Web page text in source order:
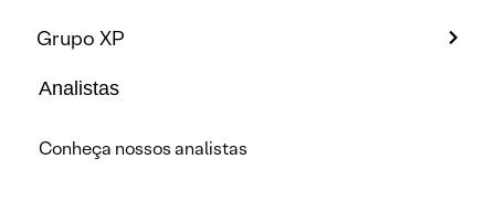
Grupo XP
Analistas
Conheça nossos analistas